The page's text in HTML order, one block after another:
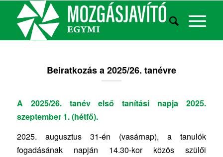
Beiratkozás a 2025/26. tanévre
A 2025/26. tanév első tanítási napja 2025.
szeptember 1. (hétfő).
2025. augusztus 31-én (vasárnap), a tanulók
fogadásának napján 14.30-kor közös szülői